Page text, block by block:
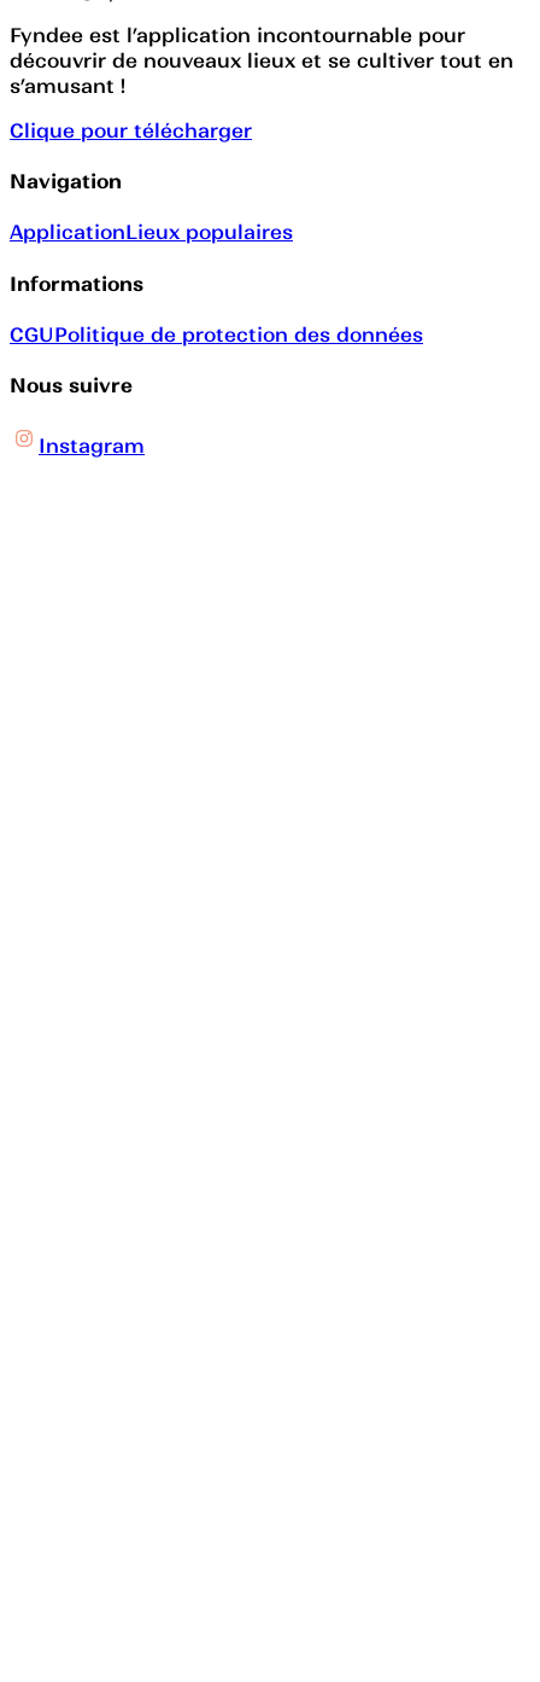
Fyndee est l’application incontournable pour
découvrir de nouveaux lieux et se cultiver tout en
s’amusant !
Clique pour télécharger
Navigation
ApplicationLieux populaires
Informations
CGUPolitique de protection des données
Nous suivre
Instagram